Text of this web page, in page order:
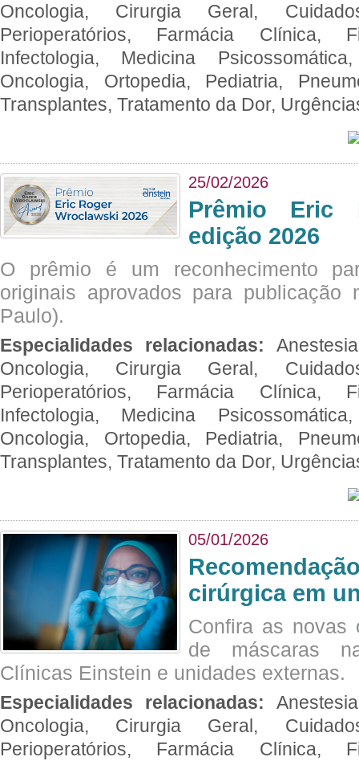
Oncologia, Cirurgia Geral,
Perioperatórios, Farmácia Clínica,
Infectologia, Medicina
Oncologia, Ortopedia, Pediatria,
Transplantes, Tratamento da Dor,
25/02/2026
Prêmio Eric
edição 2026
O prêmio é um reconhecimento
originais aprovados para publicação
Paulo).
Especialidades relacionadas:
Oncologia, Cirurgia Geral,
Perioperatórios, Farmácia Clínica,
Infectologia, Medicina
Oncologia, Ortopedia, Pediatria,
Transplantes, Tratamento da Dor,
05/01/2026
cirúrgica em
Confira as novas
de máscaras
Clínicas Einstein e unidades externas.
Especialidades relacionadas:
Oncologia, Cirurgia Geral,
Perioperatórios, Farmácia Clínica,